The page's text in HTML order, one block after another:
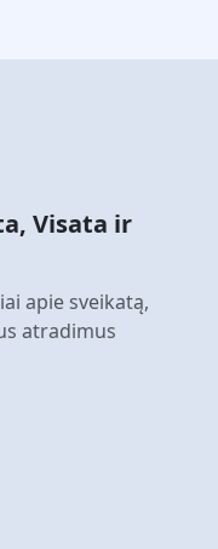
Visata ir
apie sveikatą,
atradimus